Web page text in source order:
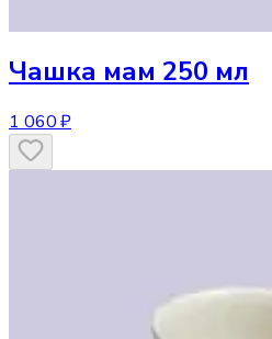
Чашка мам 250 мл
1 060 ₽